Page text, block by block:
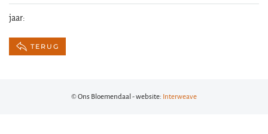
jaar:
TERUG
© Ons Bloemendaal - website: Interweave